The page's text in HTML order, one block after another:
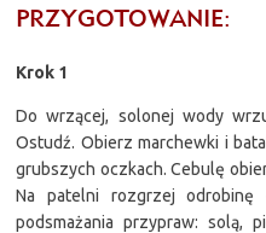
PRZYGOTOWANIE:
Krok 1
Do wrzącej, solonej wody
Ostudź. Obierz marchewki i
grubszych oczkach. Cebulę
Na patelni rozgrzej
podsmażania przypraw: solą,